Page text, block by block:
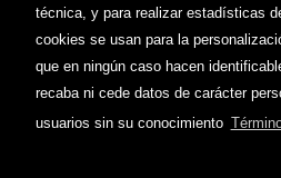
técnica, y para realizar estadísticas
cookies se usan para la
que en ningún caso hacen
recaba ni cede datos de carácter
usuarios sin su conocimiento
Contacto Aviso
Política de envíos
Política de